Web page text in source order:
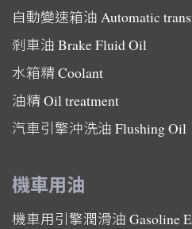
自動變速箱油 Automatic
剎車油 Brake Fluid Oil
水箱精Coolant
油精Oil treatment
汽車引擎沖洗油 Flushing Oil
機車用油
機車用引擎潤滑油 Gasoline